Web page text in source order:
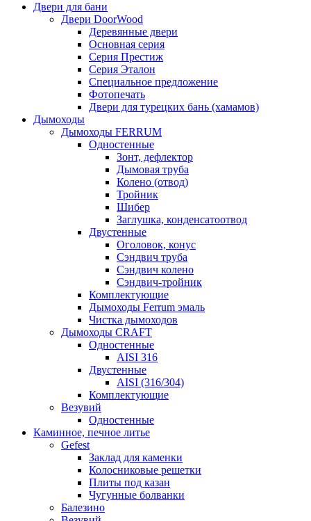
Двери для бани
Двери DoorWood
Деревянные двери
Основная серия
Серия Престиж
Серия Эталон
Специальное предложение
Фотопечать
Двери для турецких бань (хамамов)
Дымоходы
Дымоходы FERRUM
Одностенные
Зонт, дефлектор
Дымовая труба
Колено (отвод)
Тройник
Шибер
Заглушка, конденсатоотвод
Двустенные
Оголовок, конус
Сэндвич труба
Сэндвич колено
Сэндвич-тройник
Комплектующие
Дымоходы Ferrum эмаль
Чистка дымоходов
Дымоходы CRAFT
Одностенные
AISI 316
Двустенные
AISI (316/304)
Комплектующие
Везувий
Одностенные
Каминное, печное литье
Gefest
Заклад для каменки
Колосниковые решетки
Плиты под казан
Чугунные болванки
Балезино